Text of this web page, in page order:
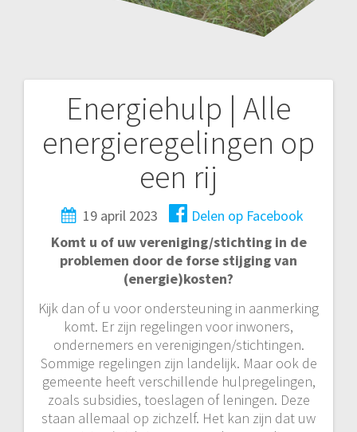
Energiehulp | Alle
energieregelingen op
een rij
19 april 2023
Delen op Facebook
Komt u of uw vereniging/stichting in de
problemen door de forse stijging van
(energie)kosten?
Kijk dan of u voor ondersteuning in aanmerking
komt. Er zijn regelingen voor inwoners,
ondernemers en verenigingen/stichtingen.
Sommige regelingen zijn landelijk. Maar ook de
gemeente heeft verschillende hulpregelingen,
zoals subsidies, toeslagen of leningen. Deze
staan allemaal op zichzelf. Het kan zijn dat uw
Bericht
navigatie